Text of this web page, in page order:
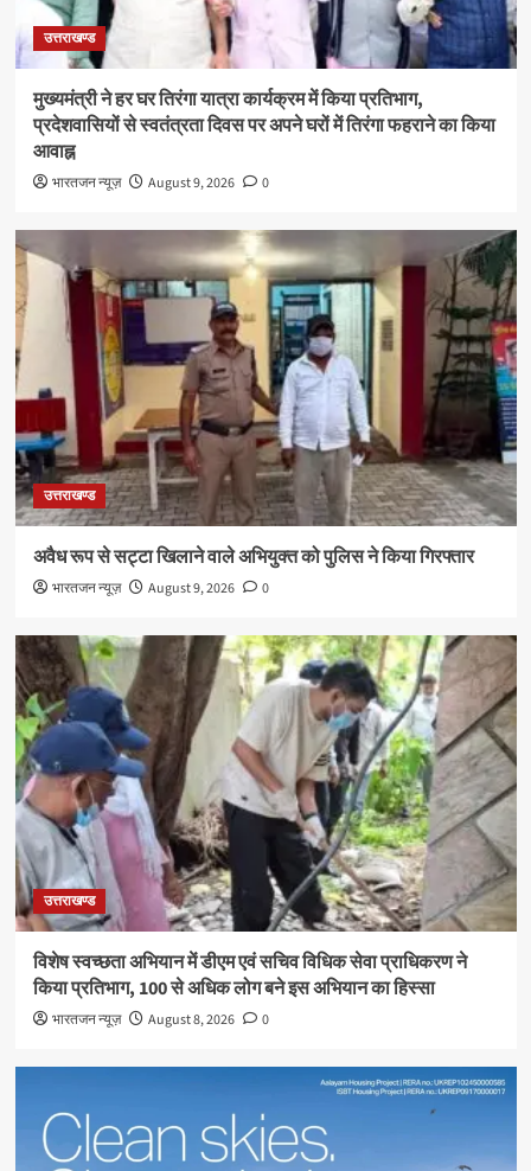
उत्तराखण्ड
मुख्यमंत्री ने हर घर तिरंगा यात्रा कार्यक्रम में किया प्रतिभाग,
प्रदेशवासियों से स्वतंत्रता दिवस पर अपने घरों में तिरंगा फहराने का किया
आवाह्न
भारतजन न्यूज़ August 9, 2026 0
उत्तराखण्ड
अवैध रूप से सट्टा खिलाने वाले अभियुक्त को पुलिस ने किया गिरफ्तार
भारतजन न्यूज़ August 9, 2026 0
उत्तराखण्ड
विशेष स्वच्छता अभियान में डीएम एवं सचिव विधिक सेवा प्राधिकरण ने
किया प्रतिभाग, 100 से अधिक लोग बने इस अभियान का हिस्सा
भारतजन न्यूज़ August 8, 2026 0